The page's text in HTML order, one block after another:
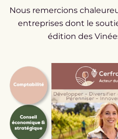
Nous remercions
entreprises dont le
édition des